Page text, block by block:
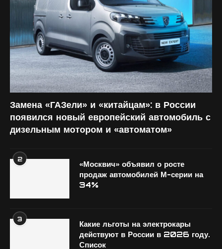
Замена «ГАЗели» и «китайцам»: в России
появился новый европейский автомобиль с
дизельным мотором и «автоматом»
2
«Москвич» объявил о росте
продаж автомобилей М-серии на
34%
3
Какие льготы на электрокары
действуют в России в 2026 году.
Список